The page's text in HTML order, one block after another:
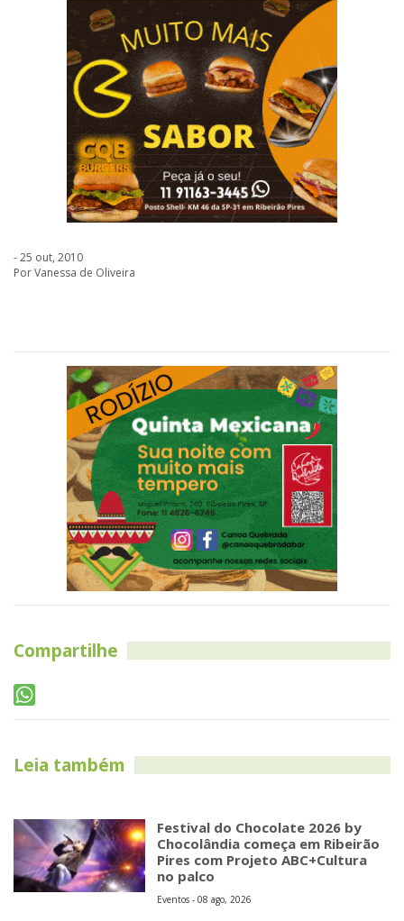
- 25 out, 2010
Por Vanessa de Oliveira
Compartilhe
Leia também
Festival do Chocolate 2026 by
Chocolândia começa em Ribeirão
Pires com Projeto ABC+Cultura
no palco
Eventos - 08 ago, 2026